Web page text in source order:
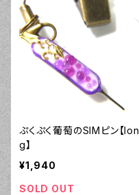
ぷくぷく葡萄のSIMピン【lon
g】
¥1,940
SOLD OUT